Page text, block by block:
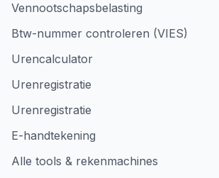
Vennootschapsbelasting
Btw-nummer controleren (VIES)
Urencalculator
Urenregistratie
Urenregistratie
E-handtekening
Alle tools & rekenmachines